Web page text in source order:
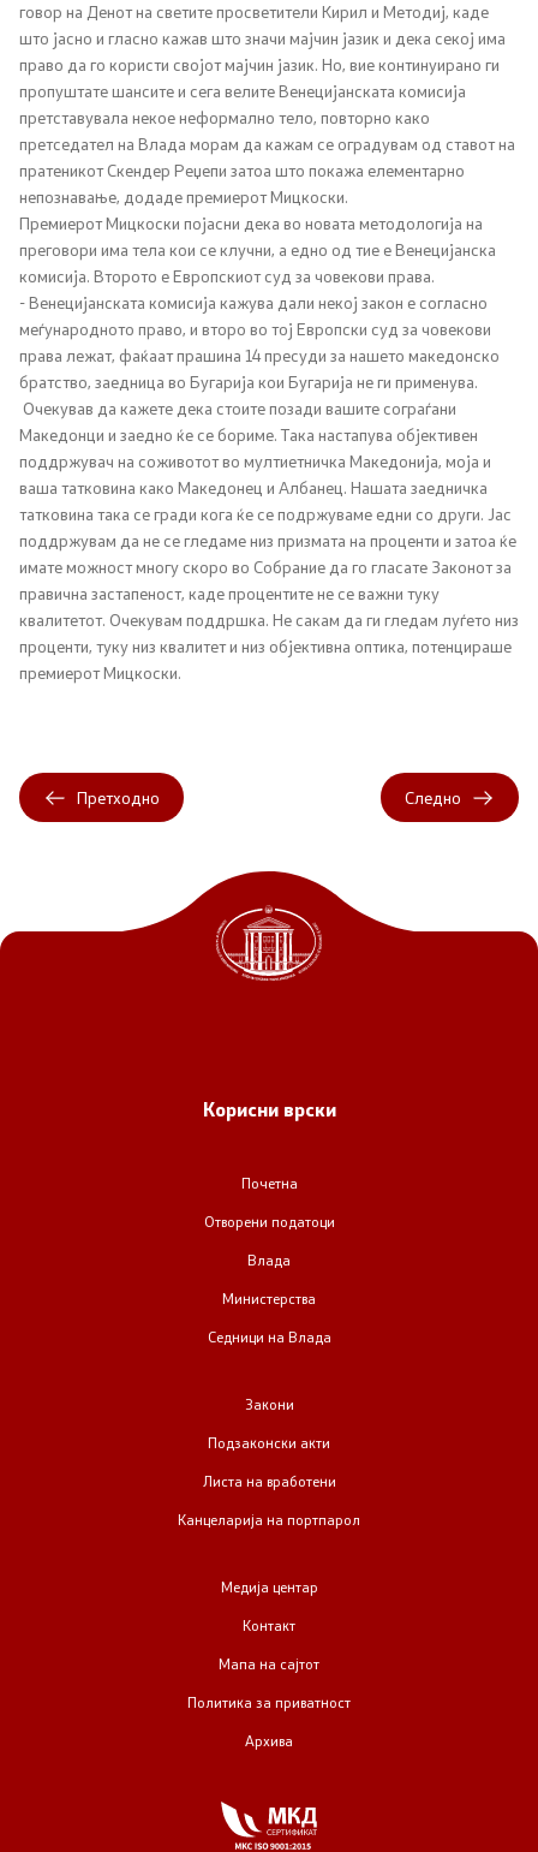
Финансии
Сервисни информации
Антикорупција
Организација и систематизација
Регулатива
Отворени податоци
Контакт
Контакт
Изјава за пристапност
говор на Денот на светите просветители Кирил и Методиј, каде
што јасно и гласно кажав што значи мајчин јазик и дека секој има
право да го користи својот мајчин јазик. Но, вие континуирано ги
пропуштате шансите и сега велите Венецијанската комисија
претставувала некое неформално тело, повторно како
претседател на Влада морам да кажам се оградувам од ставот на
пратеникот Скендер Реџепи затоа што покажа елементарно
непознавање, додаде премиерот Мицкоски.
Премиерот Мицкоски појасни дека во новата методологија на
преговори има тела кои се клучни, а едно од тие е Венецијанска
комисија. Второто е Европскиот суд за човекови права.
- Венецијанската комисија кажува дали некој закон е согласно
меѓународното право, и второ во тој Европски суд за човекови
права лежат, фаќаат прашина 14 пресуди за нашето македонско
братство, заедница во Бугарија кои Бугарија не ги применува.
Очекував да кажете дека стоите позади вашите сограѓани
Македонци и заедно ќе се бориме. Така настапува објективен
поддржувач на соживотот во мултиетничка Македонија, моја и
ваша татковина како Македонец и Албанец. Нашата заедничка
татковина така се гради кога ќе се подржуваме едни со други. Јас
поддржувам да не се гледаме низ призмата на проценти и затоа ќе
имате можност многу скоро во Собрание да го гласате Законот за
правична застапеност, каде процентите не се важни туку
квалитетот. Очекувам поддршка. Не сакам да ги гледам луѓето низ
проценти, туку низ квалитет и низ објективна оптика, потенцираше
премиерот Мицкоски.
Претходно Следно
Корисни врски
Почетна
Отворени податоци
Влада
Министерства
Седници на Влада
Закони
Подзаконски акти
Листа на вработени
Канцеларија на портпарол
Медија центар
Контакт
Мапа на сајтот
Политика за приватност
Архива